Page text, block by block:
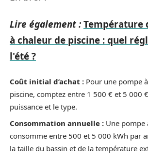
Lire également :Température
à chaleur de piscine : quel
l'été ?
Coût initial d’achat : Pour une pompe
piscine, comptez entre 1 500 € et 5 000
puissance et le type.
Consommation annuelle : Une pompe
consomme entre 500 et 5 000 kWh par
la taille du bassin et de la température